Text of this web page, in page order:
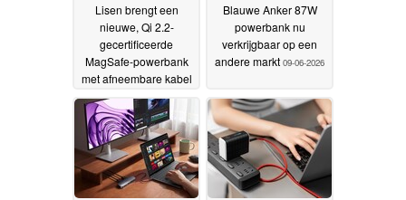
Lisen brengt een
nieuwe, Qi 2.2-
gecertificeerde
MagSafe-powerbank
met afneembare kabel
op de markt02-07-2026
Blauwe Anker 87W
powerbank nu
verkrijgbaar op een
andere markt 09-06-2026